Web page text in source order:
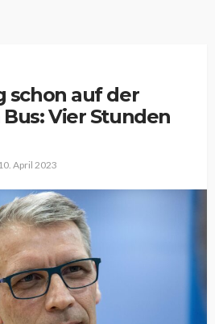
schon auf der
Vier Stunden
10. April 2023